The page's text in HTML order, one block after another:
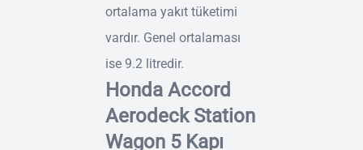
ortalama yakıt tüketimi
vardır. Genel ortalaması
ise 9.2 litredir.
Honda Accord
Aerodeck Station
Wagon 5 Kapı